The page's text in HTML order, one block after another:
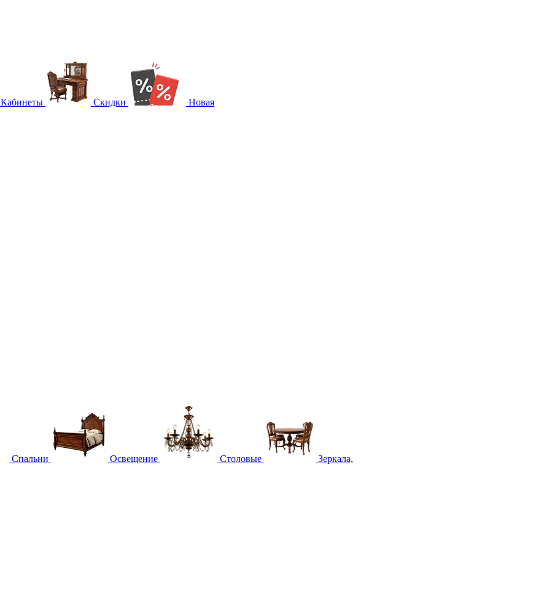
Кабинеты Скидки Новая
Спальни Освещение Столовые Зеркала,